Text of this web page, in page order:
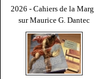
2026 - Cahiers de la
sur Maurice G. Dantec